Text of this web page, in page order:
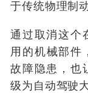
于传统物理制
通过取消这个
用的机械部件
故障隐患，也
级为自动驾驶